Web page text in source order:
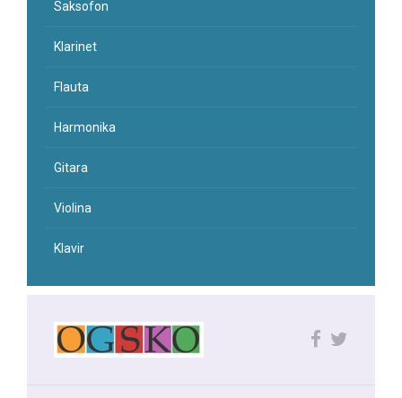
Saksofon
Klarinet
Flauta
Harmonika
Gitara
Violina
Klavir